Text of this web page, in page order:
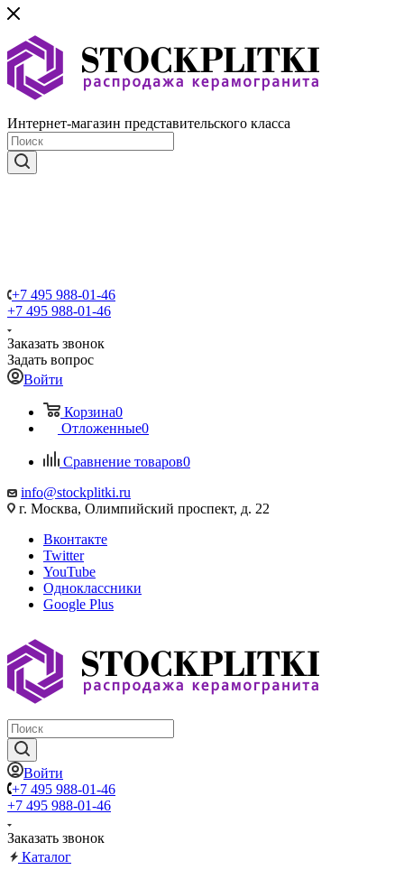
Интернет-магазин представительского класса
+7 495 988-01-46
+7 495 988-01-46
Заказать звонок
Задать вопрос
Войти
Корзина0
Отложенные0
Сравнение товаров0
info@stockplitki.ru
г. Москва, Олимпийский проспект, д. 22
Вконтакте
Twitter
YouTube
Одноклассники
Google Plus
Войти
+7 495 988-01-46
+7 495 988-01-46
Заказать звонок
Каталог